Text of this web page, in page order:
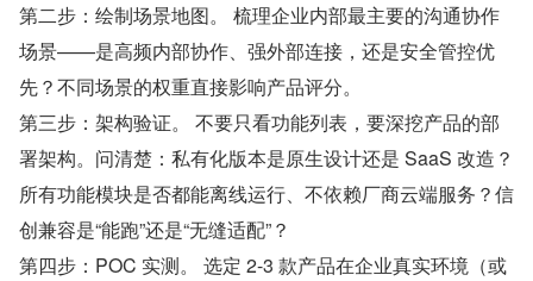
第二步：绘制场景地图。 梳理企业内部最主要的沟通协作
场景——是高频内部协作、强外部连接，还是安全管控优
先？不同场景的权重直接影响产品评分。
第三步：架构验证。 不要只看功能列表，要深挖产品的部
署架构。问清楚：私有化版本是原生设计还是 SaaS 改造？
所有功能模块是否都能离线运行、不依赖厂商云端服务？信
创兼容是“能跑”还是“无缝适配”？
第四步：POC 实测。 选定 2-3 款产品在企业真实环境（或